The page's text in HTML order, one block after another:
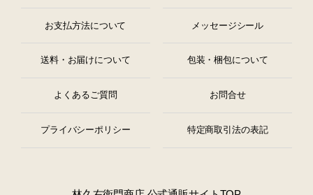
お支払方法について メッセージシール
送料・お届けについて 包装・梱包について
よくあるご質問 お問合せ
プライバシーポリシー 特定商取引法の表記